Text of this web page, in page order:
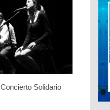
Concierto Solidario